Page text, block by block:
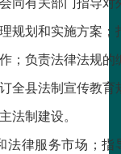
规划和实施方案；
；负责法律法规的
全县法制宣传教育
法制建设。
法律服务市场；指